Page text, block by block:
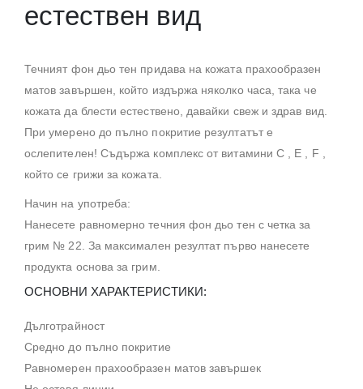
естествен вид
Течният фон дьо тен придава на кожата прахообразен
матов завършен, който издържа няколко часа, така че
кожата да блести естествено, давайки свеж и здрав вид.
При умерено до пълно покритие резултатът е
ослепителен! Съдържа комплекс от витамини C , E , F ,
който се грижи за кожата.
Начин на употреба:
Нанесете равномерно течния фон дьо тен с четка за
грим № 22. За максимален резултат първо нанесете
продукта основа за грим.
ОСНОВНИ ХАРАКТЕРИСТИКИ:
Дълготрайност
Средно до пълно покритие
Равномерен прахообразен матов завършек